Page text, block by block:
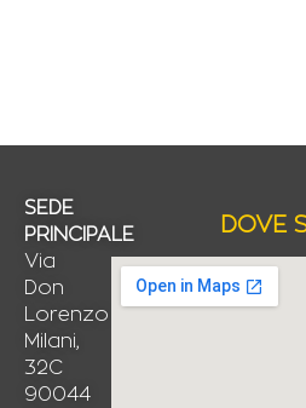
SEDE
PRINCIPALE
Via
Don
Lorenzo
Milani,
32C
90044
DOVE